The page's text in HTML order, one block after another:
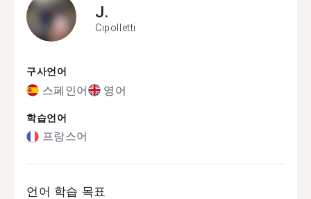
J.
Cipolletti
구사언어
스페인어 영어
학습언어
프랑스어
언어 학습 목표